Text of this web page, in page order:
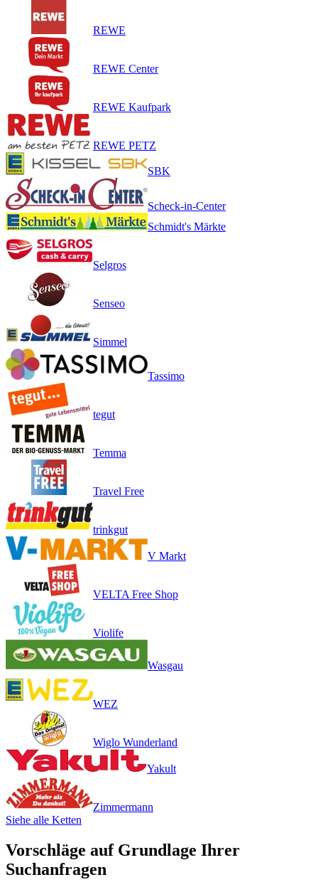
REWE
REWE Center
REWE Kaufpark
REWE PETZ
SBK
Scheck-in-Center
Schmidt's Märkte
Selgros
Senseo
Simmel
Tassimo
tegut
Temma
Travel Free
trinkgut
V Markt
VELTA Free Shop
Violife
Wasgau
WEZ
Wiglo Wunderland
Yakult
Zimmermann
Siehe alle Ketten
Vorschläge auf Grundlage Ihrer
Suchanfragen